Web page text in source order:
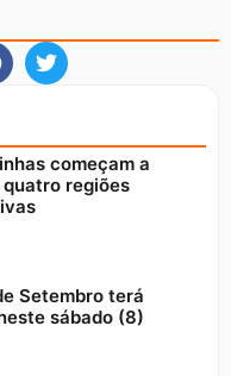
começam a
regiões
Setembro terá
sábado (8)